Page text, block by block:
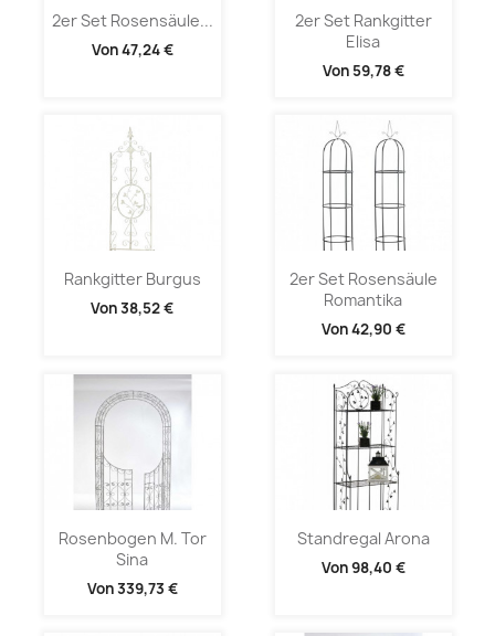
2er Set Rosensäule...
Von47,24 €
2er Set Rankgitter
Elisa
Von 59,78 €
Rankgitter Burgus
Von38,52 €
2er Set Rosensäule
Romantika
Von42,90 €
Rosenbogen M. Tor
Sina
Von339,73 €
Standregal Arona
Von98,40 €